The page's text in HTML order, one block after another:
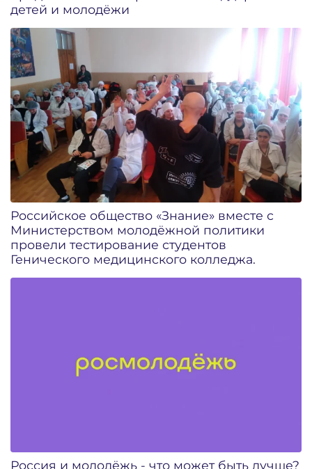
детей и молодёжи
Российское общество «Знание» вместе с
Министерством молодёжной политики
провели тестирование студентов
Генического медицинского колледжа.
Россия и молодёжь - что может быть лучше?